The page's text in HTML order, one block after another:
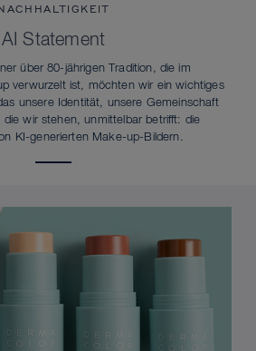
AI Statement
über 80-jährigen Tradition, die im
verwurzelt ist, möchten wir ein wichtiges
unsere Identität, unsere Gemeinschaft
wir stehen, unmittelbar betrifft: die
KI-generierten Make-up-Bildern.